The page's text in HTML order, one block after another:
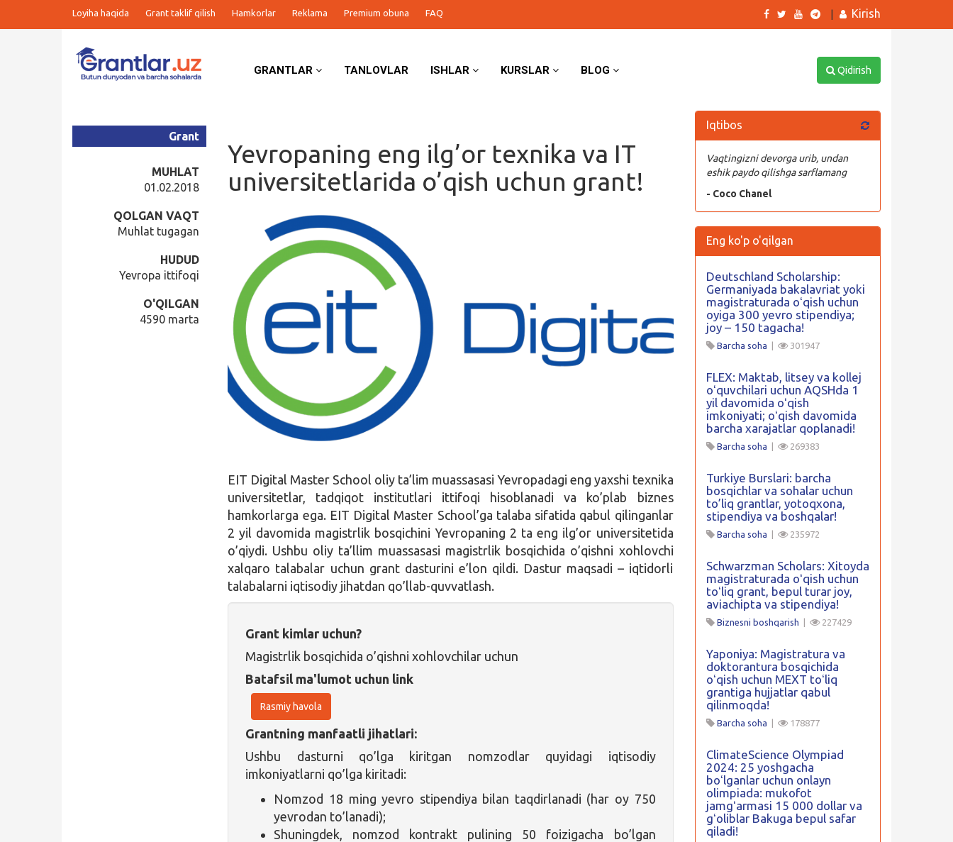
Loyiha haqida Grant taklif qilish Hamkorlar Reklama Premium obuna FAQ Kirish
GRANTLAR TANLOVLAR ISHLAR KURSLAR BLOG Qidirish
Yevropaning eng ilg’or texnika va IT
universitetlarida o’qish uchun grant!
Grant
MUHLAT
01.02.2018
QOLGAN VAQT
Muhlat tugagan
HUDUD
Yevropa ittifoqi
O'QILGAN
4590 marta
EIT Digital Master School oliy ta’lim muassasasi Yevropadagi eng yaxshi texnika
universitetlar, tadqiqot institutlari ittifoqi hisoblanadi va ko’plab biznes
hamkorlarga ega. EIT Digital Master School’ga talaba sifatida qabul qilinganlar
2 yil davomida magistrlik bosqichini Yevropaning 2 ta eng ilg’or universitetida
o’qiydi. Ushbu oliy ta’llim muassasasi magistrlik bosqichida o’qishni xohlovchi
xalqaro talabalar uchun grant dasturini e’lon qildi. Dastur maqsadi – iqtidorli
talabalarni iqtisodiy jihatdan qo’llab-quvvatlash.
Grant kimlar uchun?
Magistrlik bosqichida o’qishni xohlovchilar uchun
Batafsil ma'lumot uchun link
Rasmiy havola
Grantning manfaatli jihatlari:
Ushbu dasturni qo’lga kiritgan nomzodlar quyidagi iqtisodiy
imkoniyatlarni qo’lga kiritadi:
Nomzod 18 ming yevro stipendiya bilan taqdirlanadi (har oy 750
yevrodan to’lanadi);
Shuningdek, nomzod kontrakt pulining 50 foizigacha bo’lgan
Iqtibos
Vaqtingizni devorga urib, undan
eshik paydo qilishga sarflamang
- Coco Chanel
Eng ko'p o'qilgan
Deutschland Scholarship:
Germaniyada bakalavriat yoki
magistraturada oʻqish uchun
oyiga 300 yevro stipendiya;
joy – 150 tagacha!
Barcha soha 301947
FLEX: Maktab, litsey va kollej
oʻquvchilari uchun AQSHda 1
yil davomida oʻqish
imkoniyati; oʻqish davomida
barcha xarajatlar qoplanadi!
Barcha soha 269383
Turkiye Burslari: barcha
bosqichlar va sohalar uchun
to’liq grantlar, yotoqxona,
stipendiya va boshqalar!
Barcha soha 235972
Schwarzman Scholars: Xitoyda
magistraturada oʻqish uchun
toʻliq grant, bepul turar joy,
aviachipta va stipendiya!
Biznesni boshqarish 227429
Yaponiya: Magistratura va
doktorantura bosqichida
oʻqish uchun MEXT toʻliq
grantiga hujjatlar qabul
qilinmoqda!
Barcha soha 178877
ClimateScience Olympiad
2024: 25 yoshgacha
boʻlganlar uchun onlayn
olimpiada: mukofot
jamgʻarmasi 15 000 dollar va
gʻoliblar Bakuga bepul safar
qiladi!